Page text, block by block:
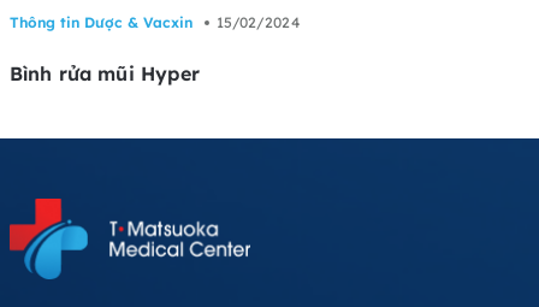
Thông tin Dược & Vacxin 15/02/2024
Bình rửa mũi Hyper